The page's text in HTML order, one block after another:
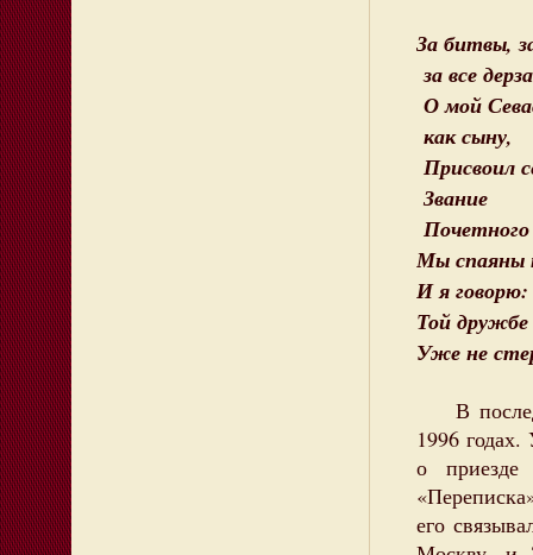
За битвы,
за все
О мой
как сыну,
Присвоил
Звание
Мы спаяны
И я говорю:
Той дружбе
Уже не
В
1996
о
его